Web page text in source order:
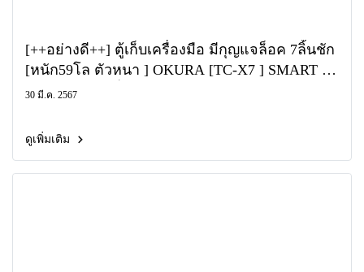
[++อย่างดี++] ตู้เก็บเครื่องมือ มีกุญแจล็อค 7ลิ้นชัก
[หนัก59โล ตัวหนา ] OKURA [TC-X7 ] SMART [
SM-07X ] ตู้เครื่องมือ
30 มี.ค. 2567
ดูเพิ่มเติม